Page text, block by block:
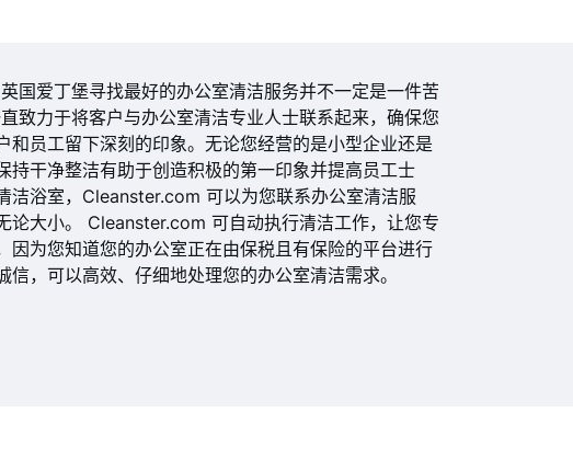
国爱丁堡寻找最好的办公室清洁服务并不一定是一件苦
致力于将客户与办公室清洁专业人士联系起来，确保您
和员工留下深刻的印象。无论您经营的是小型企业还是
持干净整洁有助于创造积极的第一印象并提高员工士
洁浴室，Cleanster.com 可以为您联系办公室清洁服
论大小。 Cleanster.com 可自动执行清洁工作，让您专
因为您知道您的办公室正在由保税且有保险的平台进行
，可以高效、仔细地处理您的办公室清洁需求。